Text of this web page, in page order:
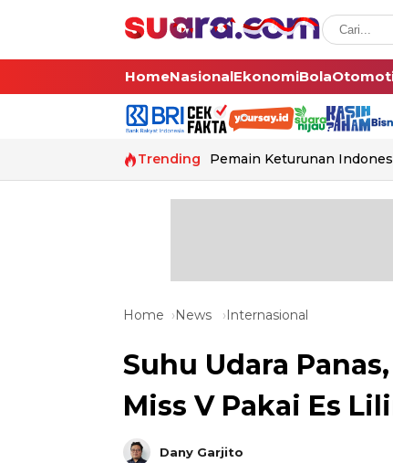
HomeNasionalEkonomiBola
Trending Pemain Keturunan
Home News Internasional
Suhu Udara
Miss V Pakai Es
Dany Garjito